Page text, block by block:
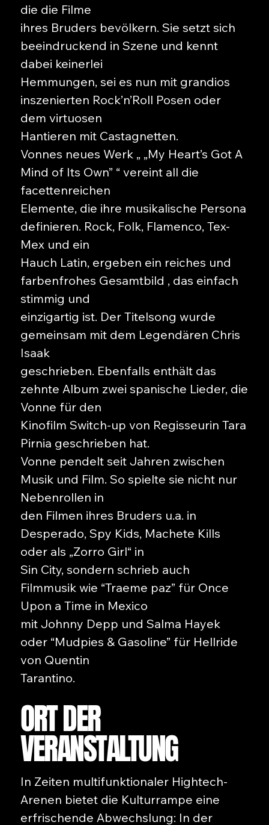
die die Filme
ihres Bruders bevölkern. Sie setzt sich
beeindruckend in Szene und kennt
dabei keinerlei
Hemmungen, sei es nun mit grandios
inszenierten Rock’n’Roll Posen oder
dem virtuosen
Hantieren mit Castagnetten.
Vonnes neues Werk „ „My Heart’s Got A
Mind of Its Own” “ vereint all die
facettenreichen
Elemente, die ihre musikalische Persona
definieren. Rock, Folk, Flamenco, Tex-
Mex und ein
Hauch Latin, ergeben ein reiches und
farbenfrohes Gesamtbild , das einfach
stimmig und
einzigartig ist. Der Titelsong wurde
gemeinsam mit dem Legendären Chris
Isaak
geschrieben. Ebenfalls enthält das
zehnte Album zwei spanische Lieder, die
Vonne für den
Kinofilm Switch-up von Regisseurin Tara
Pirnia geschrieben hat.
Vonne pendelt seit Jahren zwischen
Musik und Film. So spielte sie nicht nur
Nebenrollen in
den Filmen ihres Bruders u.a. in
Desperado, Spy Kids, Machete Kills
oder als „Zorro Girl“ in
Sin City, sondern schrieb auch
Filmmusik wie “Traeme paz” für Once
Upon a Time in Mexico
mit Johnny Depp und Salma Hayek
oder “Mudpies & Gasoline” für Hellride
von Quentin
Tarantino.
ORT DER
VERANSTALTUNG
In Zeiten multifunktionaler Hightech-
Arenen bietet die Kulturrampe eine
erfrischende Abwechslung: In der